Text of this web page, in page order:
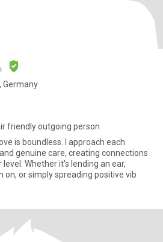
Germany
friendly outgoing person
is boundless. I approach each
genuine care, creating connections
Whether it's lending an ear,
or simply spreading positive vib